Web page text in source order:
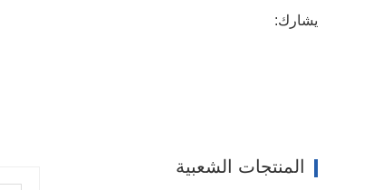
يشارك:
المنتجات الشعبية